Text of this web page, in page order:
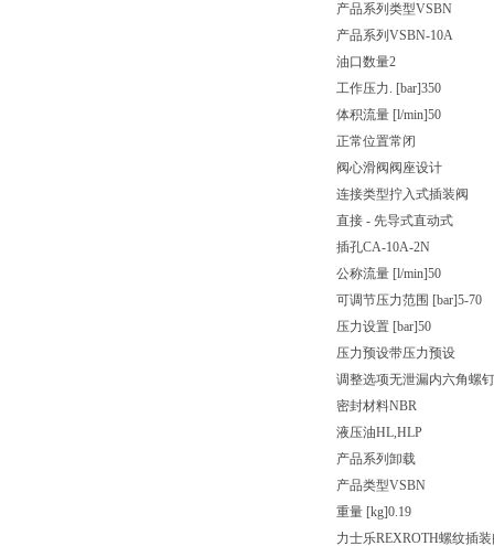
产品系列类型VSBN
产品系列 VSBN-10A
油口数量2
工作压力. [bar]350
体积流量 [l/min]50
正常位置常闭
阀心滑阀 阀座设计
连接类型拧入式插装阀
直接 - 先导式直动式
插孔CA-10A-2N
公称流量 [l/min]50
可调节压力范围 [bar]5-70
压力设置 [bar]50
压力预设带压力预设
调整选项无泄漏内六角螺钉
密封材料NBR
液压油HL,HLP
产品系列 卸载
产品类型VSBN
重量 [kg]0.19
力士乐REXROTH螺纹插装